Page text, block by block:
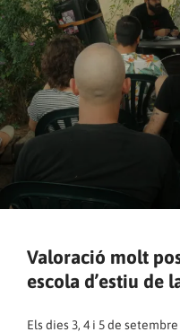
Valoració molt
escola d’estiu de
Els dies 3, 4 i 5 de